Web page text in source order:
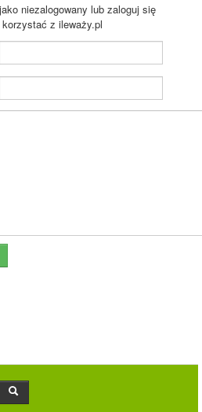
niezalogowany lub zaloguj się
z ileważy.pl